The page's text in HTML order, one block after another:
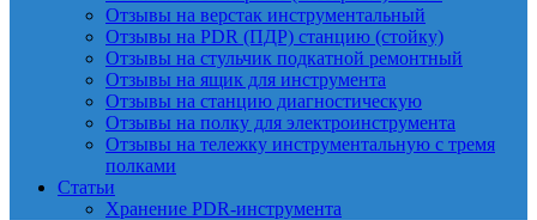
Отзывы на верстак инструментальный
Отзывы на PDR (ПДР) станцию (стойку)
Отзывы на стульчик подкатной ремонтный
Отзывы на ящик для инструмента
Отзывы на станцию диагностическую
Отзывы на полку для электроинструмента
Отзывы на тележку инструментальную с тремя
полками
Статьи
Хранение PDR-инструмента